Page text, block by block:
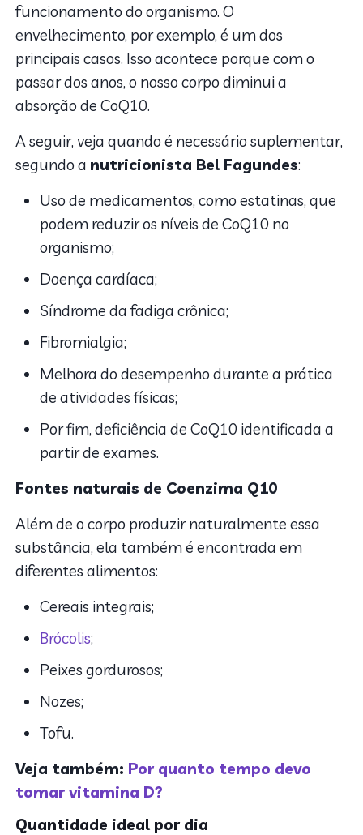
funcionamento do organismo. O
envelhecimento, por exemplo, é um dos
principais casos. Isso acontece porque com o
passar dos anos, o nosso corpo diminui a
absorção de CoQ10.
A seguir, veja quando é necessário suplementar,
segundo a nutricionista Bel Fagundes:
Uso de medicamentos, como estatinas, que
podem reduzir os níveis de CoQ10 no
organismo;
Doença cardíaca;
Síndrome da fadiga crônica;
Fibromialgia;
Melhora do desempenho durante a prática
de atividades físicas;
Por fim, deficiência de CoQ10 identificada a
partir de exames.
Fontes naturais de Coenzima Q10
Além de o corpo produzir naturalmente essa
substância, ela também é encontrada em
diferentes alimentos:
Cereais integrais;
Brócolis;
Peixes gordurosos;
Nozes;
Tofu.
Veja também: Por quanto tempo devo
tomar vitamina D?
Quantidade ideal por dia